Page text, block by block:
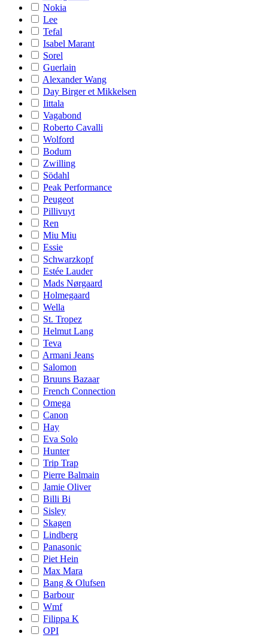
Nokia
Lee
Tefal
Isabel Marant
Sorel
Guerlain
Alexander Wang
Day Birger et Mikkelsen
Iittala
Vagabond
Roberto Cavalli
Wolford
Bodum
Zwilling
Södahl
Peak Performance
Peugeot
Pillivuyt
Ren
Miu Miu
Essie
Schwarzkopf
Estée Lauder
Mads Nørgaard
Holmegaard
Wella
St. Tropez
Helmut Lang
Teva
Armani Jeans
Salomon
Bruuns Bazaar
French Connection
Omega
Canon
Hay
Eva Solo
Hunter
Trip Trap
Pierre Balmain
Jamie Oliver
Billi Bi
Sisley
Skagen
Lindberg
Panasonic
Piet Hein
Max Mara
Bang & Olufsen
Barbour
Wmf
Filippa K
OPI